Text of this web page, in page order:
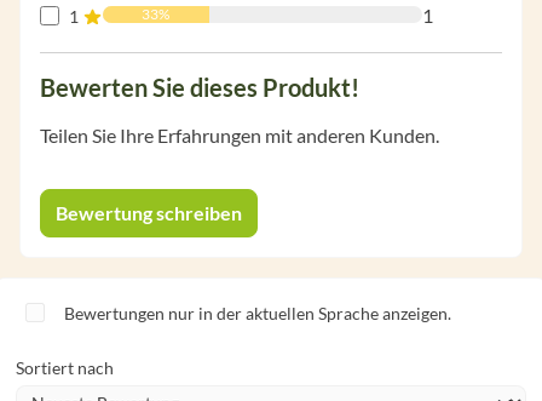
1 33% 1
Bewerten Sie dieses Produkt!
Teilen Sie Ihre Erfahrungen mit anderen Kunden.
Bewertung schreiben
Bewertungen nur in der aktuellen Sprache anzeigen.
Sortiert nach